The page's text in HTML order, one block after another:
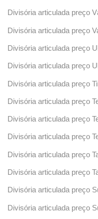
Divisória articulada preço
Divisória articulada preço
Divisória articulada preço
Divisória articulada preço
Divisória articulada preço
Divisória articulada preço
Divisória articulada preço
Divisória articulada preço
Divisória articulada preço
Divisória articulada preço
Divisória articulada preço
Divisória articulada preço